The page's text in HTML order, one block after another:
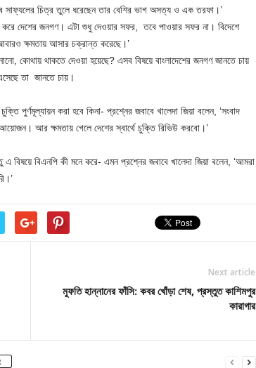
সাফ্যলের চিত্র তুলে ধরেছেন তার বেশির ভাগ অসত্য ও এক তরফা।’
করে দেশের জনগণ। এটা শুধু দেওয়ার সফর, তবে পাওয়ার সফর না। বিদেশে
ক্ষমতায় আসার চক্রান্ত করেছে।’
কোথায় থাকতে দেওয়া হয়েছে? এসব বিষয়ে বাংলাদেশের জনগণ জানতে চায়
তা জানতে চায়।
পুর্ণমূল্যায়ন করা হবে কিনা- প্রশ্নের জবাবে খালেদা জিয়া বলেন, ‘সংবাদ
আর ক্ষমতায় গেলে দেশের স্বার্থে চুক্তি রিভিউ করবো।’
বিষয়ে বিএনপি কী মনে করে- এমন প্রশ্নের জবাবে খালেদা জিয়া বলেন, ‘আমরা
Next article
মুফতি হান্নানের ফাঁসি: কবর খোঁড়া শেষ, প্রস্তুত কাশিমপুর
কারাগার